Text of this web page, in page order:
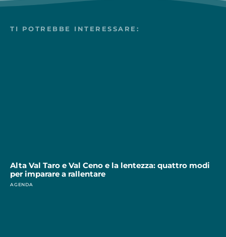
TI POTREBBE INTERESSARE:
Alta Val Taro e Val Ceno e la lentezza: quattro modi
per imparare a rallentare
AGENDA